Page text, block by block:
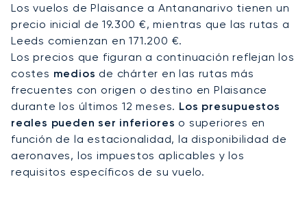
Con dos décadas de experiencia, LunaJets fue el
primer bróker de aviación privada europeo en
recibir la certificación Argus®, un reflejo de los
rigurosos estándares de seguridad y la excelencia
en el servicio. En Mauricio, esta experiencia
garantiza llegadas discretas durante las
temporadas altas, acceso a medida a
emblemáticos clubes de golf y villas frente al mar,
y una planificación impecable para viajes de lujo
por toda la isla.
Los vuelos de Plaisance a Antananarivo tienen un
precio inicial de 19.300 €, mientras que las rutas a
Leeds comienzan en 171.200 €.
Los precios que figuran a continuación reflejan los
costes medios de chárter en las rutas más
frecuentes con origen o destino en Plaisance
durante los últimos 12 meses. Los presupuestos
reales pueden ser inferiores o superiores en
función de la estacionalidad, la disponibilidad de
aeronaves, los impuestos aplicables y los
requisitos específicos de su vuelo.